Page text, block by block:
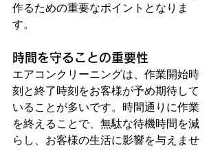
作るための重要なポイントとなりま
す。
時間を守ることの重要性
エアコンクリーニングは、作業開始時
刻と終了時刻をお客様が予め期待して
いることが多いです。時間通りに作業
を終えることで、無駄な待機時間を減
らし、お客様の生活に影響を与えませ